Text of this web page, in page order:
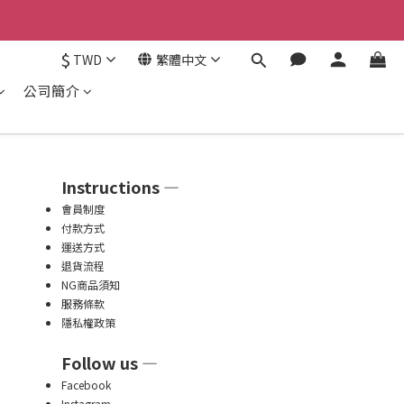
$ TWD 繁體中文
公司簡介
Instructions —
會員制度
付款方式
運送方式
退貨流程
NG商品須知
服務條款
隱私權政策
Follow us —
Facebook